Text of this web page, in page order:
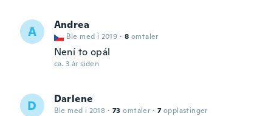
A Andrea
Ble med i 2019 · 8 omtaler
Není to opál
ca. 3 år siden
D Darlene
Ble med i 2018 · 73 omtaler · 7 opplastinger